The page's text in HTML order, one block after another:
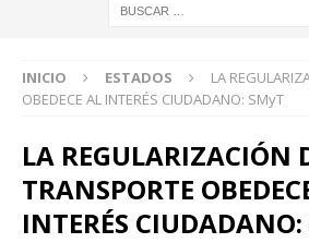
INICIO ESTADOS
LA
OBEDECE AL INTERÉS CIUDADANO: SMyT
LA REGULARIZACIÓN
TRANSPORTE
INTERÉS